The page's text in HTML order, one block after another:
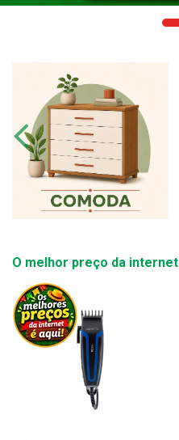
O melhor preço da internet